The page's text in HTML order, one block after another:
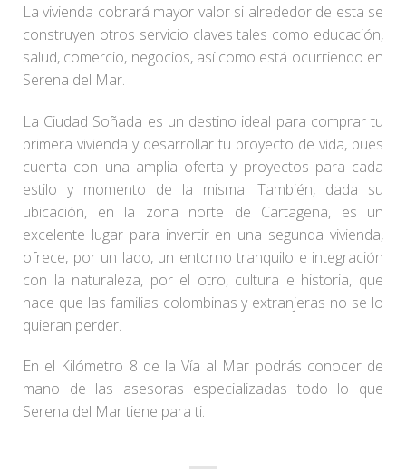
La vivienda cobrará mayor valor si alrededor de esta se
construyen otros servicio claves tales como educación,
salud, comercio, negocios, así como está ocurriendo en
Serena del Mar.
La Ciudad Soñada es un destino ideal para comprar tu
primera vivienda y desarrollar tu proyecto de vida, pues
cuenta con una amplia oferta y proyectos para cada
estilo y momento de la misma. También, dada su
ubicación, en la zona norte de Cartagena, es un
excelente lugar para invertir en una segunda vivienda,
ofrece, por un lado, un entorno tranquilo e integración
con la naturaleza, por el otro, cultura e historia, que
hace que las familias colombinas y extranjeras no se lo
quieran perder.
En el Kilómetro 8 de la Vía al Mar podrás conocer de
mano de las asesoras especializadas todo lo que
Serena del Mar tiene para ti.